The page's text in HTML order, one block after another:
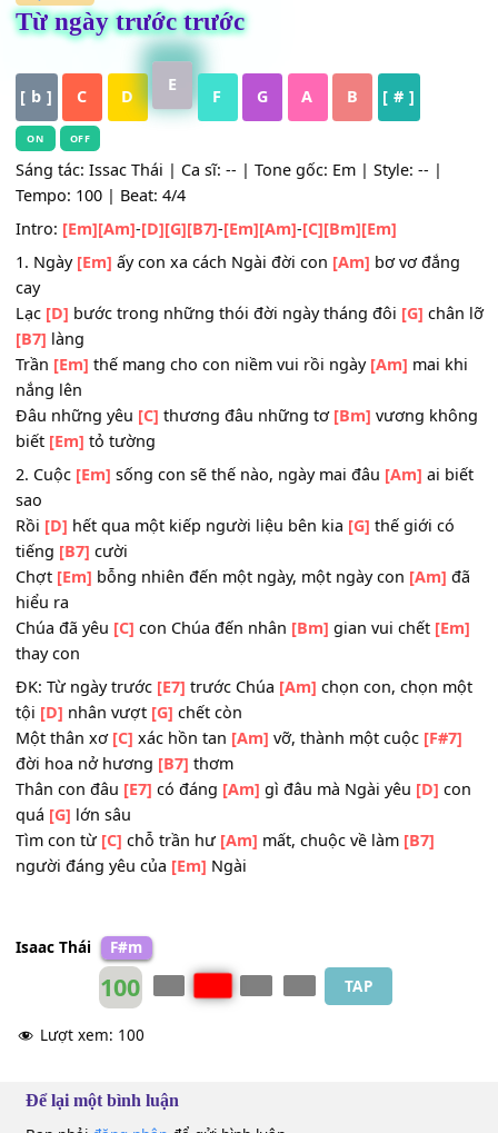
HỢP ÂM
Từ ngày trước trước
[ b ] C D F G A B [ # ]
ON
Sáng tác: Issac Thái | Ca sĩ: -- | Tone gốc: Em | Style: -- |
Tempo: 100 | Beat: 4/4
Intro: [Em][Am]-[D][G][B7]-[Em][Am]-[C][Bm] [Em]
1. Ngày
cay
Lạc[D]bước trong những thói đời ngày tháng đôi [G]
[B7]làng
nắng lên
Đâu những yêu[C]thương đâu những tơ [Bm]vương
biết [Em] tỏ tường
2. Cuộc[Em]sống con sẽ thế nào, ngày mai đâu[Am]ai
sao
Rồi[D]hết qua một kiếp người liệu bên kia[G]thế giới
tiếng
Chợt[Em]bỗng nhiên đến một ngày, một ngày con[Am]
hiểu ra
Chúa đã yêu [C] con Chúa đến nhân gian vui chết
thay con
ĐK: Từ ngày trước
tội[D]nhân vượt[G] chết còn
Một thân xơ[C]xác hồn tan
Thân con đâu[E7]
quá[G]lớn sâu
Tìm con từ [C]chỗ trần hư [Am] mất, chuộc về làm
Isaac Thái F#m